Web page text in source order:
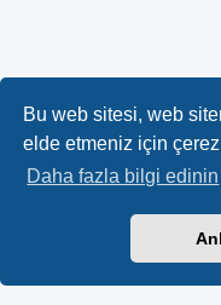
Bu web sitesi, web
elde etmeniz için
Daha fazla bilgi edinin